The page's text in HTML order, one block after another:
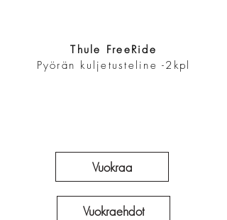
Thule FreeRide
Pyörän kuljetusteline -2kpl
Vuokraa
Vuokraehdot